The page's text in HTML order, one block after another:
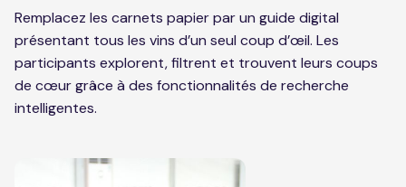
Remplacez les carnets papier par un guide digital
présentant tous les vins d’un seul coup d’œil. Les
participants explorent, filtrent et trouvent leurs coups
de cœur grâce à des fonctionnalités de recherche
intelligentes.